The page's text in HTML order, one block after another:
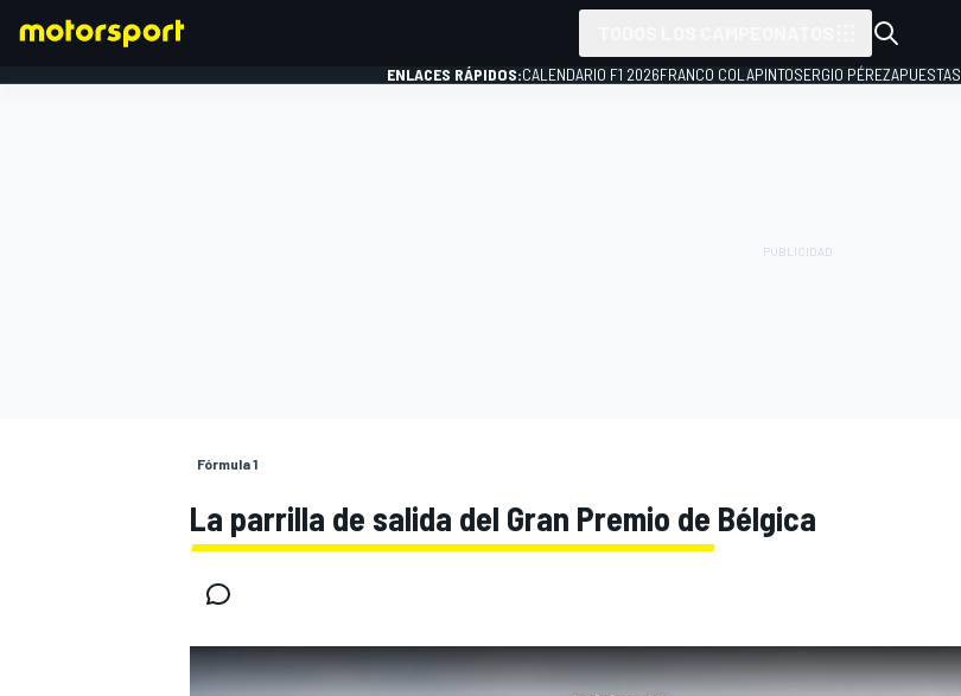
ENLACES RÁPIDOS:CALENDARIO F1 2026FRANCO COLAPINTOSERGIO PÉREZAPUESTAS
Fórmula 1
La parrilla de salida del Gran Premio de Bélgica